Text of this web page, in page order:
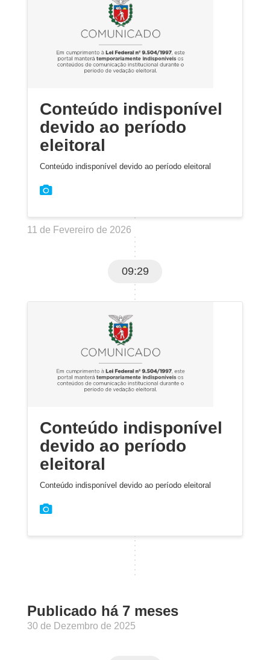
Conteúdo indisponível
devido ao período
eleitoral
Conteúdo indisponível devido ao período eleitoral
11 de Fevereiro de 2026
09:29
Conteúdo indisponível
devido ao período
eleitoral
Conteúdo indisponível devido ao período eleitoral
Publicado há 7 meses
30 de Dezembro de 2025